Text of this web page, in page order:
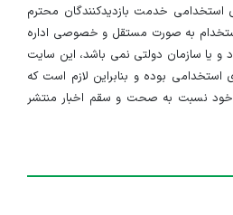
خدمت بازدیدکنندگان محترم
به صورت مستقل و خصوصی اداره
یا سازمان دولتی نمی باشد، این سایت
بوده و بنابراین لازم است که
خود نسبت به صحت و سقم اخبار منتشر